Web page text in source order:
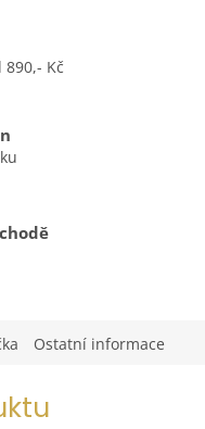
Kč
Ostatní informace